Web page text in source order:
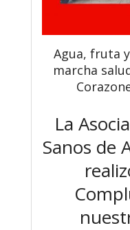
Agua, fruta
marcha
La
Sanos de